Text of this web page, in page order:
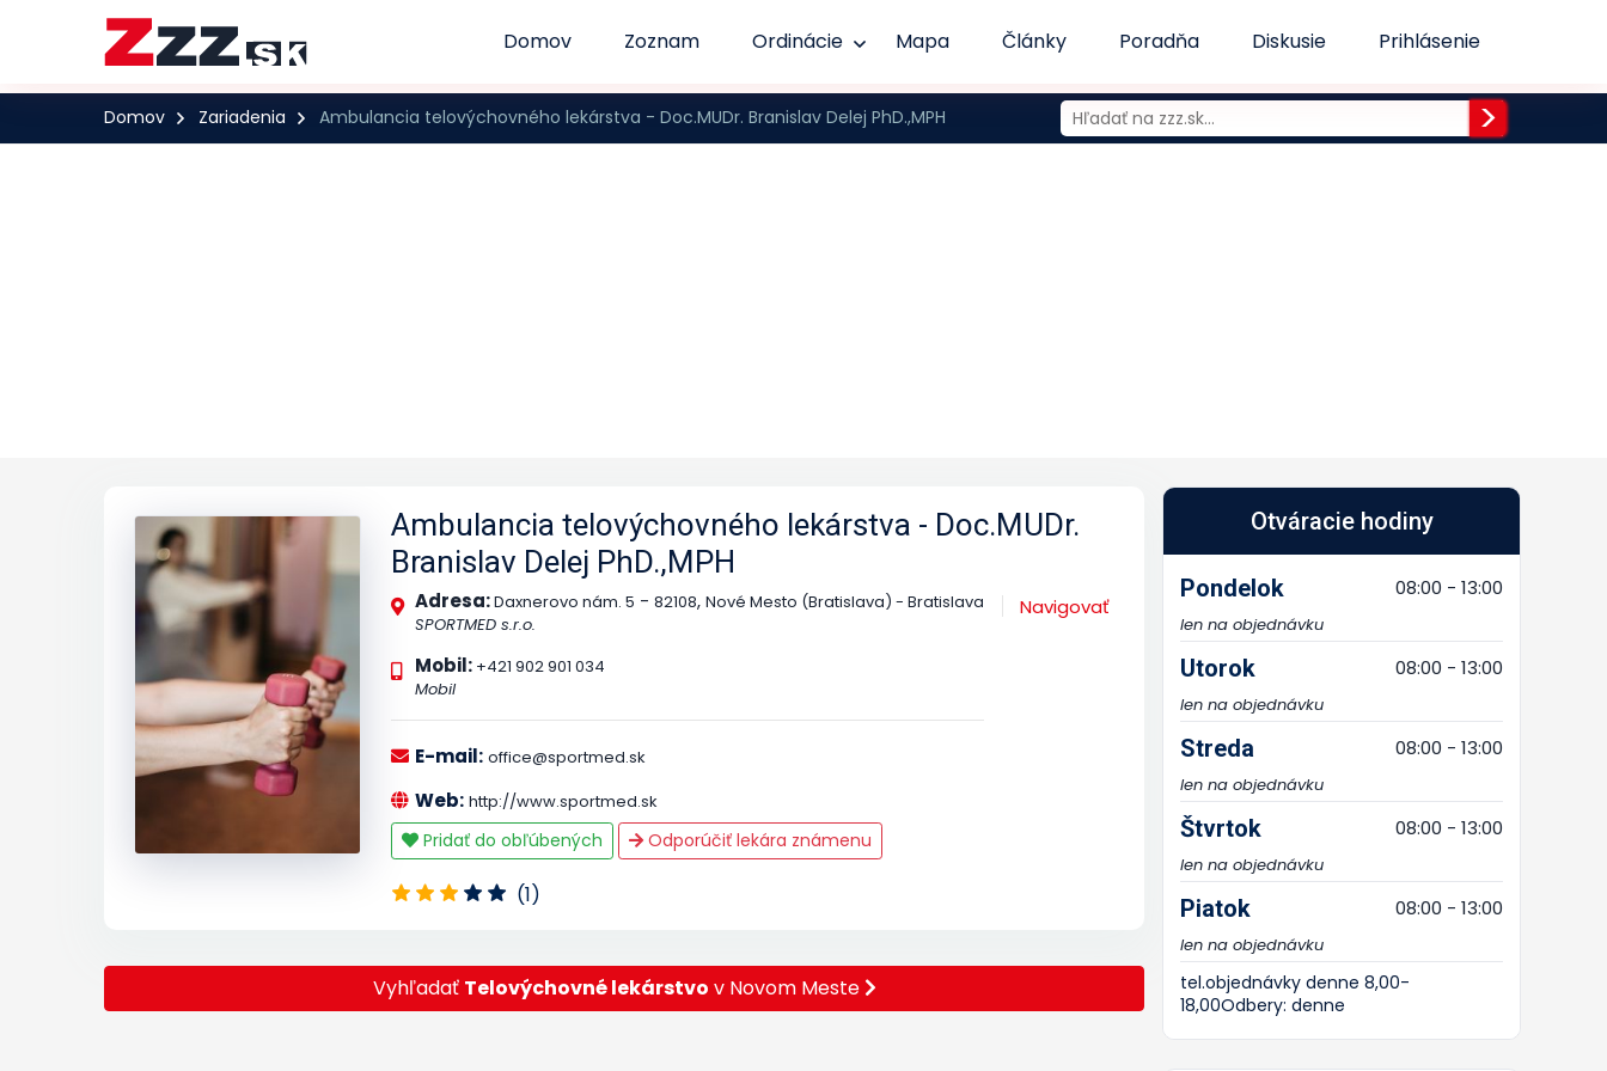
Domov Zoznam Ordinácie Mapa Články Poradňa Diskusie Prihlásenie
Domov Zariadenia Ambulancia telovýchovného lekárstva - Doc.MUDr. Branislav Delej PhD.,MPH
Ambulancia telovýchovného lekárstva - Doc.MUDr.
Branislav Delej PhD.,MPH
Adresa:Daxnerovo nám. 5 - 82108, Nové Mesto (Bratislava) - Bratislava
SPORTMED s.r.o.
Mobil: +421 902 901 034
Mobil
E-mail: office@sportmed.sk
Web: http://www.sportmed.sk
Pridať do obľúbených Odporúčiť lekára známenu
Navigovať
(1)
Vyhľadať Telovýchovné lekárstvo v Novom Meste
Otváracie hodiny
Pondelok 08:00 - 13:00
len na objednávku
Utorok 08:00 - 13:00
len na objednávku
Streda 08:00 - 13:00
len na objednávku
Štvrtok 08:00 - 13:00
len na objednávku
Piatok 08:00 - 13:00
len na objednávku
tel.objednávky denne 8,00-
18,00Odbery: denne